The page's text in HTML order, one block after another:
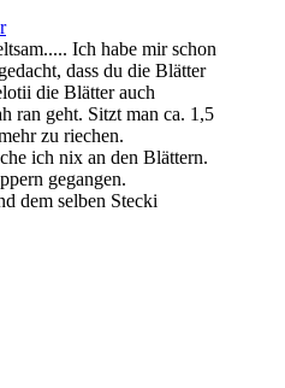
Ich habe mir schon
dass du die Blätter
die Blätter auch
ran geht. Sitzt man ca. 1,5
zu riechen.
ich nix an den Blättern.
gegangen.
dem selben Stecki